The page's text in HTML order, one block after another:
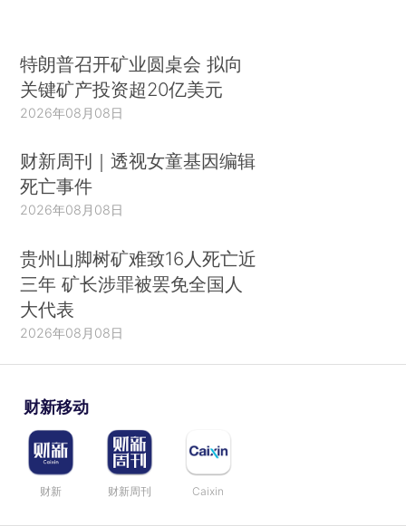
特朗普召开矿业圆桌会 拟向
关键矿产投资超20亿美元
2026年08月08日
财新周刊｜透视女童基因编辑
死亡事件
2026年08月08日
贵州山脚树矿难致16人死亡近
三年 矿长涉罪被罢免全国人
大代表
2026年08月08日
财新移动
财新 财新周刊 Caixin